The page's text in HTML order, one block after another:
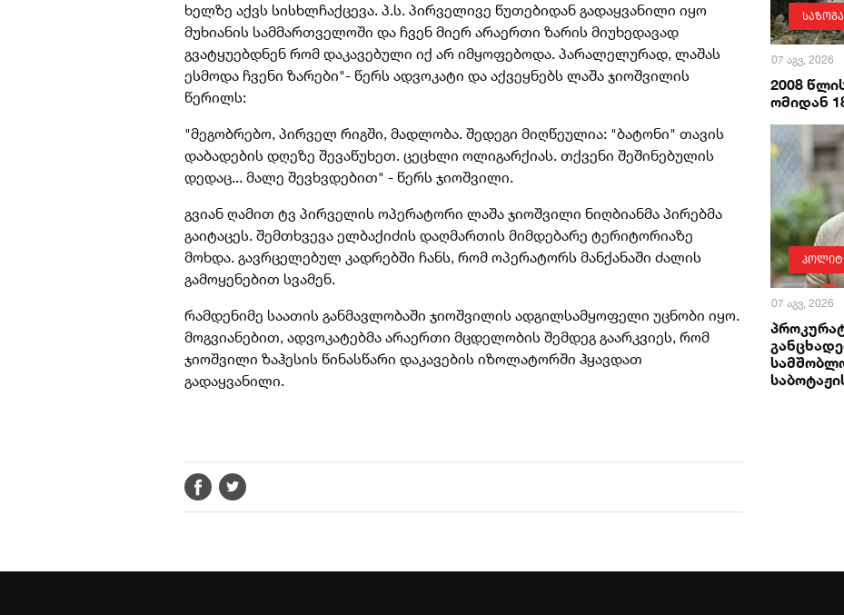
ხელზე აქვს სისხლჩაქცევა. პ.ს. პირველივე წუთებიდან გადაყვანილი იყო
მუხიანის სამმართველოში და ჩვენ მიერ არაერთი ზარის მიუხედავად
გვატყუებდნენ რომ დაკავებული იქ არ იმყოფებოდა. პარალელურად, ლაშას
ესმოდა ჩვენი ზარები"- წერს ადვოკატი და აქვეყნებს ლაშა ჯიოშვილის
წერილს:
"მეგობრებო, პირველ რიგში, მადლობა. შედეგი მიღწეულია: "ბატონი" თავის
დაბადების დღეზე შევაწუხეთ. ცეცხლი ოლიგარქიას. თქვენი შეშინებულის
დედაც... მალე შევხვდებით" - წერს ჯიოშვილი.
გვიან ღამით ტვ პირველის ოპერატორი ლაშა ჯიოშვილი ნიღბიანმა პირებმა
გაიტაცეს. შემთხვევა ელბაქიძის დაღმართის მიმდებარე ტერიტორიაზე
მოხდა. გავრცელებულ კადრებში ჩანს, რომ ოპერატორს მანქანაში ძალის
გამოყენებით სვამენ.
რამდენიმე საათის განმავლობაში ჯიოშვილის ადგილსამყოფელი უცნობი იყო.
მოგვიანებით, ადვოკატებმა არაერთი მცდელობის შემდეგ გაარკვიეს, რომ
ჯიოშვილი ზაჰესის წინასწარი დაკავების იზოლატორში ჰყავდათ
გადაყვანილი.
07 აგვ, 2026
2008
ომიდან
07 აგვ, 2026